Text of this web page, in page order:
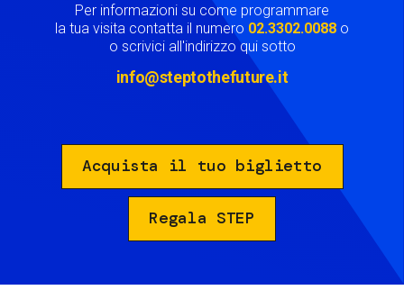
Per informazioni su come programmare
la tua visita contatta il numero 02.3302.0088 o
o scrivici all'indirizzo qui sotto
info@steptothefuture.it
Acquista il tuo biglietto
Regala STEP